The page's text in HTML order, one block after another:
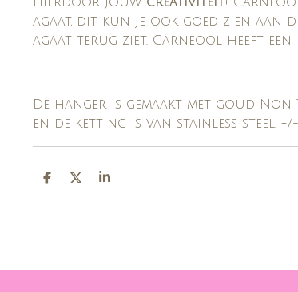
agaat, dit kun je ook goed zien aan
agaat terug ziet. Carneool heeft een
De hanger is gemaakt met goud
en de ketting is van stainless steel.
D
D
S